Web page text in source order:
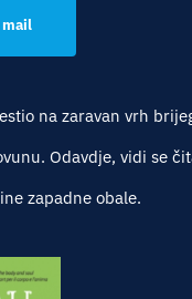
mail
na zaravan vrh
Odavdje, vidi se
zapadne obale.